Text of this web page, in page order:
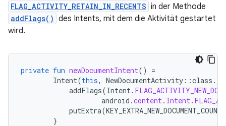
FLAG_ACTIVITY_RETAIN_IN_RECENTS in der Methode
addFlags() des Intents, mit dem die Aktivität gestartet
wird.
private fun newDocumentIntent()
=
Intent(this, NewDocumentActivity ::class .
addFlags(Intent .
android .content . Intent .
putExtra(
}